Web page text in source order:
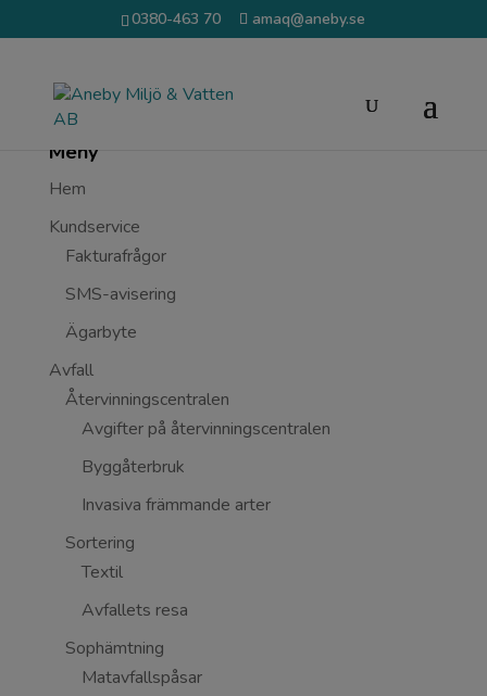
0380-463 70 amaq@aneby.se
Meny
Hem
Kundservice
Fakturafrågor
SMS-avisering
Ägarbyte
Avfall
Återvinningscentralen
Avgifter på återvinningscentralen
Byggåterbruk
Invasiva främmande arter
Sortering
Textil
Avfallets resa
Sophämtning
Matavfallspåsar